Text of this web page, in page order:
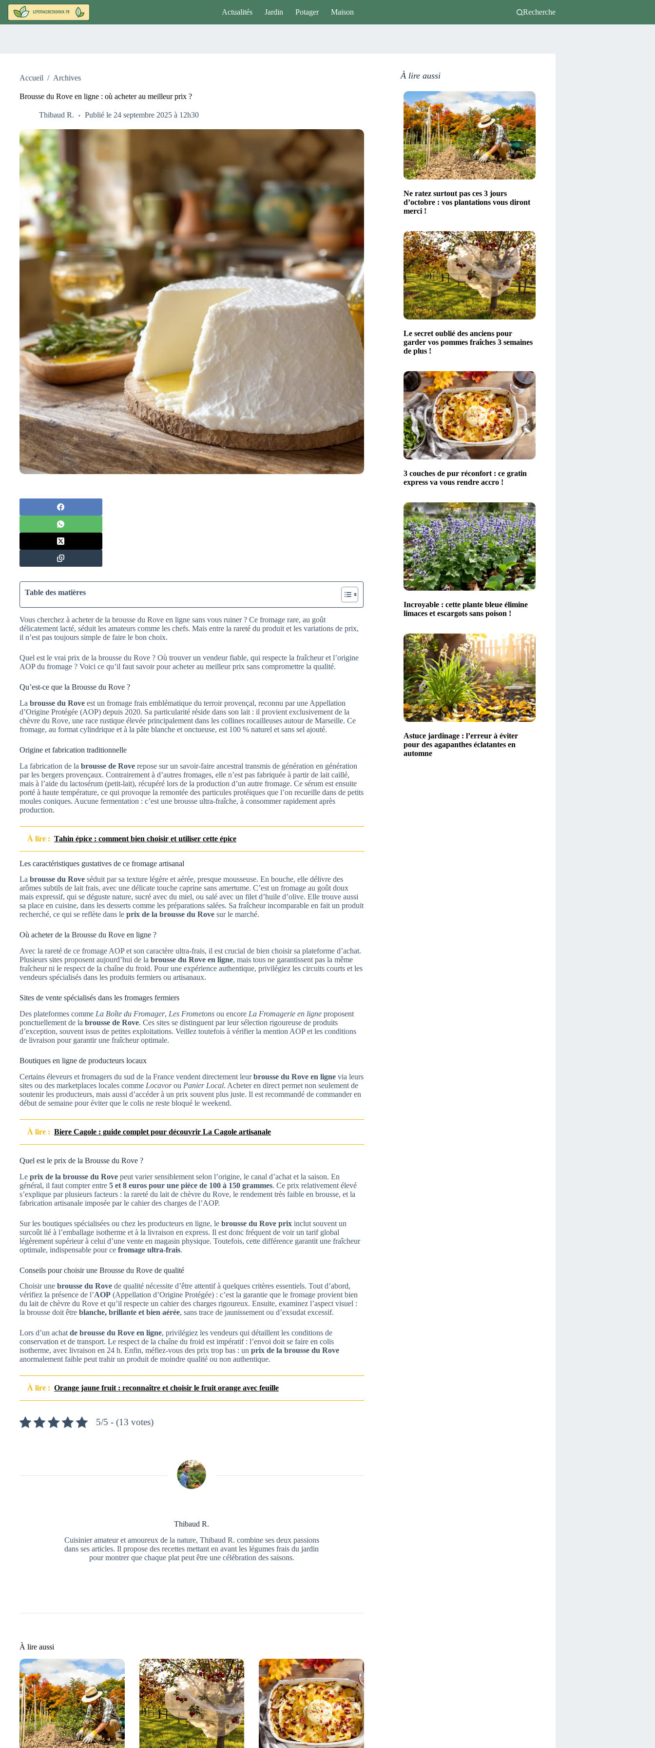
Passer
contenu
Actualités Jardin Potager Maison Recherche
Accueil / Archives
Brousse du Rove en ligne : où acheter au meilleur prix ?
Thibaud R. Publié le 24 septembre 2025 à 12h30
Table des matières
Vous cherchez à acheter de la brousse du Rove en ligne sans vous ruiner ? Ce fromage rare, au goût
délicatement lacté, séduit les amateurs comme les chefs. Mais entre la rareté du produit et les variations de prix,
il n’est pas toujours simple de faire le bon choix.
Quel est le vrai prix de la brousse du Rove ? Où trouver un vendeur fiable, qui respecte la fraîcheur et l’origine
AOP du fromage ? Voici ce qu’il faut savoir pour acheter au meilleur prix sans compromettre la qualité.
Qu’est-ce que la Brousse du Rove ?
La brousse du Rove est un fromage frais emblématique du terroir provençal, reconnu par une Appellation
d’Origine Protégée (AOP) depuis 2020. Sa particularité réside dans son lait : il provient exclusivement de la
chèvre du Rove, une race rustique élevée principalement dans les collines rocailleuses autour de Marseille. Ce
fromage, au format cylindrique et à la pâte blanche et onctueuse, est 100 % naturel et sans sel ajouté.
Origine et fabrication traditionnelle
La fabrication de la brousse de Rove repose sur un savoir-faire ancestral transmis de génération en génération
par les bergers provençaux. Contrairement à d’autres fromages, elle n’est pas fabriquée à partir de lait caillé,
mais à l’aide du lactosérum (petit-lait), récupéré lors de la production d’un autre fromage. Ce sérum est ensuite
porté à haute température, ce qui provoque la remontée des particules protéiques que l’on recueille dans de petits
moules coniques. Aucune fermentation : c’est une brousse ultra-fraîche, à consommer rapidement après
production.
À lire : Tahin épice : comment bien choisir et utiliser cette épice
Les caractéristiques gustatives de ce fromage artisanal
La brousse du Rove séduit par sa texture légère et aérée, presque mousseuse. En bouche, elle délivre des
arômes subtils de lait frais, avec une délicate touche caprine sans amertume. C’est un fromage au goût doux
mais expressif, qui se déguste nature, sucré avec du miel, ou salé avec un filet d’huile d’olive. Elle trouve aussi
sa place en cuisine, dans les desserts comme les préparations salées. Sa fraîcheur incomparable en fait un produit
recherché, ce qui se reflète dans le prix de la brousse du Rove sur le marché.
Où acheter de la Brousse du Rove en ligne ?
Avec la rareté de ce fromage AOP et son caractère ultra-frais, il est crucial de bien choisir sa plateforme d’achat.
Plusieurs sites proposent aujourd’hui de la brousse du Rove en ligne, mais tous ne garantissent pas la même
fraîcheur ni le respect de la chaîne du froid. Pour une expérience authentique, privilégiez les circuits courts et les
vendeurs spécialisés dans les produits fermiers ou artisanaux.
Sites de vente spécialisés dans les fromages fermiers
Des plateformes comme La Boîte du Fromager, Les Frometons ou encore La Fromagerie en ligne proposent
ponctuellement de la brousse de Rove. Ces sites se distinguent par leur sélection rigoureuse de produits
d’exception, souvent issus de petites exploitations. Veillez toutefois à vérifier la mention AOP et les conditions
de livraison pour garantir une fraîcheur optimale.
Boutiques en ligne de producteurs locaux
Certains éleveurs et fromagers du sud de la France vendent directement leurbrousse du Rove en ligne via leurs
sites ou des marketplaces locales comme Locavorou Panier Local. Acheter en direct permet non seulement de
soutenir les producteurs, mais aussi d’accéder à un prix souvent plus juste. Il est recommandé de commander en
début de semaine pour éviter que le colis ne reste bloqué le weekend.
À lire : Biere Cagole : guide complet pour découvrir La Cagole artisanale
Quel est le prix de la Brousse du Rove ?
Le prix de la brousse du Rove peut varier sensiblement selon l’origine, le canal d’achat et la saison. En
général, il faut compter entre 5 et 8 euros pour une pièce de 100 à 150 grammes. Ce prix relativement élevé
s’explique par plusieurs facteurs : la rareté du lait de chèvre du Rove, le rendement très faible en brousse, et la
fabrication artisanale imposée par le cahier des charges de l’AOP.
Sur les boutiques spécialisées ou chez les producteurs en ligne, le brousse du Rove prix inclut souvent un
surcoût lié à l’emballage isotherme et à la livraison en express. Il est donc fréquent de voir un tarif global
légèrement supérieur à celui d’une vente en magasin physique. Toutefois, cette différence garantit une fraîcheur
optimale, indispensable pour ce fromage ultra-frais.
Conseils pour choisir une Brousse du Rove de qualité
Choisir une brousse du Rove de qualité nécessite d’être attentif à quelques critères essentiels. Tout d’abord,
vérifiez la présence de l’AOP (Appellation d’Origine Protégée) : c’est la garantie que le fromage provient bien
du lait de chèvre du Rove et qu’il respecte un cahier des charges rigoureux. Ensuite, examinez l’aspect visuel :
la brousse doit être blanche, brillante et bien aérée, sans trace de jaunissement ou d’exsudat excessif.
Lors d’un achat de brousse du Rove en ligne, privilégiez les vendeurs qui détaillent les conditions de
conservation et de transport. Le respect de la chaîne du froid est impératif : l’envoi doit se faire en colis
isotherme, avec livraison en 24 h. Enfin, méfiez-vous des prix trop bas : un prix de la brousse du Rove
anormalement faible peut trahir un produit de moindre qualité ou non authentique.
À lire : Orange jaune fruit : reconnaître et choisir le fruit orange avec feuille
5/5 - (13 votes)
Thibaud R.
Cuisinier amateur et amoureux de la nature, Thibaud R. combine ses deux passions
dans ses articles. Il propose des recettes mettant en avant les légumes frais du jardin
pour montrer que chaque plat peut être une célébration des saisons.
À lire aussi
À lire aussi
Ne ratez surtout pas ces 3 jours
d’octobre : vos plantations vous diront
merci !
Le secret oublié des anciens pour
garder vos pommes fraîches 3 semaines
de plus !
3 couches de pur réconfort : ce gratin
express va vous rendre accro !
Incroyable : cette plante bleue élimine
limaces et escargots sans poison !
Astuce jardinage : l’erreur à éviter
pour des agapanthes éclatantes en
automne